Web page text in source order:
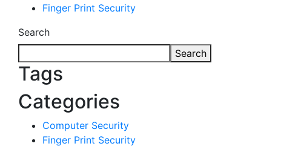
Finger Print Security
Search
Search
Tags
Categories
Computer Security
Finger Print Security